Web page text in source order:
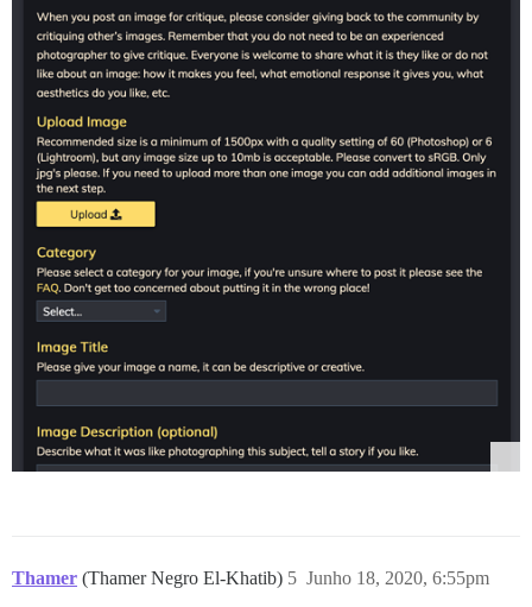
Thamer (Thamer Negro El-Khatib) Junho 18, 2020, 6:55pm
5